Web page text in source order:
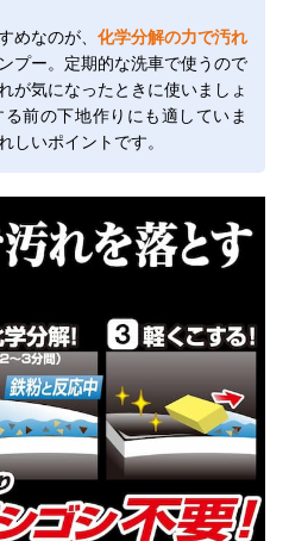
めなのが、 化学分解の力で汚れ
プー。定期的な洗車で使うので
が気になったときに使いましょ
前の下地作りにも適していま
しいポイントです。